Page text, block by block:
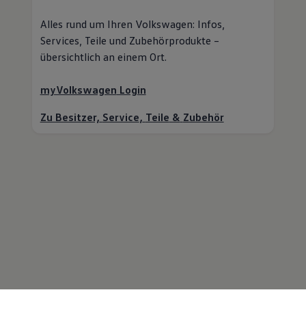
Alles rund um Ihren Volkswagen: Infos,
Services, Teile und Zubehörprodukte –
übersichtlich an einem Ort.
myVolkswagen Login
Zu Besitzer, Service, Teile & Zubehör